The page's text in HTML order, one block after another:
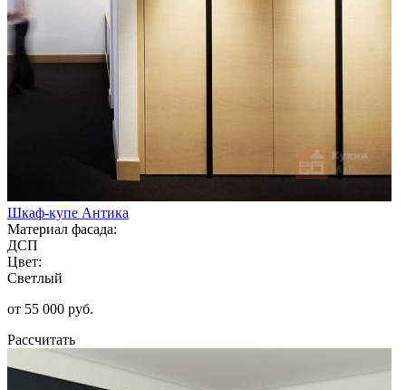
Шкаф-купе Антика
Материал фасада:
ДСП
Цвет:
Светлый
от 55 000 руб.
Рассчитать